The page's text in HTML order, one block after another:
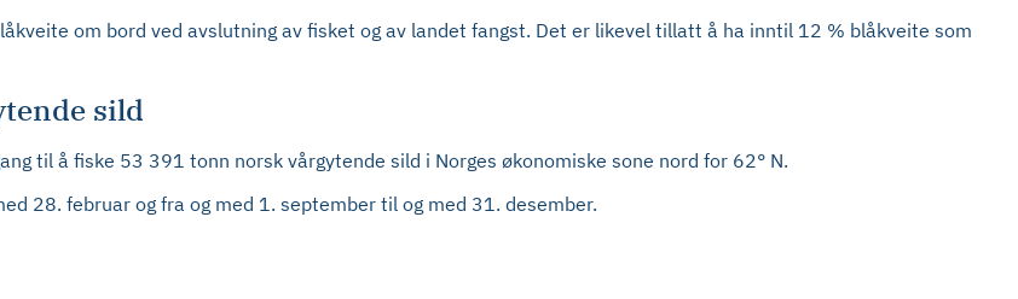
om bord ved avslutning av fisket og av landet fangst. Det er likevel tillatt å ha inntil 12 % blåkveite som
sild
til å fiske 53 391 tonn norsk vårgytende sild i Norges økonomiske sone nord for 62° N.
28. februar og fra og med 1. september til og med 31. desember.